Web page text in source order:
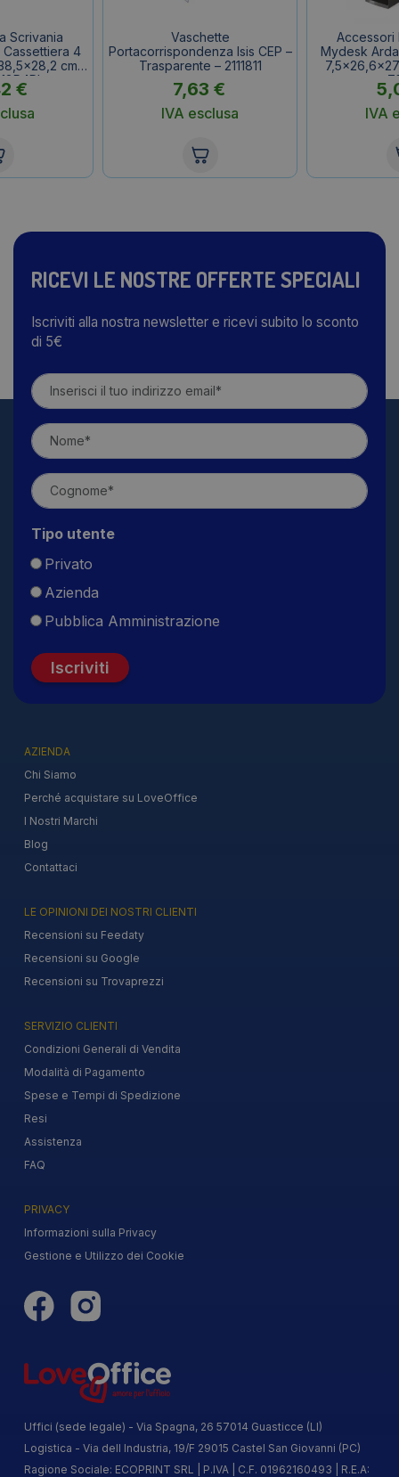
Scrivania
4
cm –
€
Vaschette
Portacorrispondenza Isis CEP –
Trasparente – 2111811
7,63 €
IVA esclusa
Accessori
Mydesk
IVA
RICEVI LE NOSTRE OFFERTE SPECIALI
Iscriviti alla nostra newsletter e ricevi subito lo sconto
di 5€
Tipo utente
Privato
Azienda
Pubblica Amministrazione
Iscriviti
AZIENDA
Chi Siamo
Perché acquistare su LoveOffice
I Nostri Marchi
Blog
Contattaci
LE OPINIONI DEI NOSTRI CLIENTI
Recensioni su Feedaty
Recensioni su Google
Recensioni su Trovaprezzi
SERVIZIO CLIENTI
Condizioni Generali di Vendita
Modalità di Pagamento
Spese e Tempi di Spedizione
Resi
Assistenza
FAQ
PRIVACY
Informazioni sulla Privacy
Gestione e Utilizzo dei Cookie
Uffici (sede legale) - Via Spagna, 26 57014 Guasticce (LI)
Logistica - Via dell Industria, 19/F 29015 Castel San Giovanni (PC)
Ragione Sociale: ECOPRINT SRL | P.IVA | C.F. 01962160493 | R.E.A: